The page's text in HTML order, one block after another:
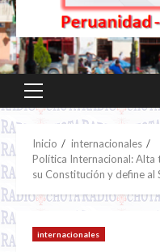
Menú
principal
Inicio
internacionales
Política Internacional: Alta
su Constitución y define al
internacionales